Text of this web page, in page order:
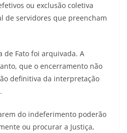
ou exclusão coletiva
de servidores que preencham
de Fato foi arquivada. A
que o encerramento não
definitiva da interpretação
do indeferimento poderão
ou procurar a Justiça,